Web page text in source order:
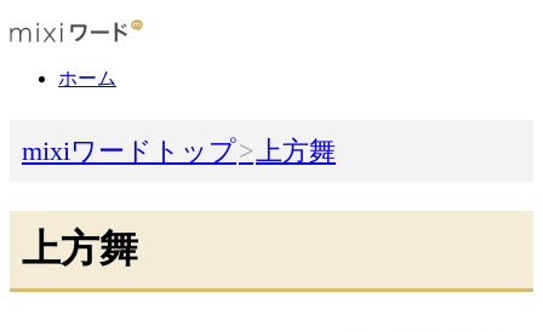
ホーム
mixiワードトップ 上方舞
上方舞